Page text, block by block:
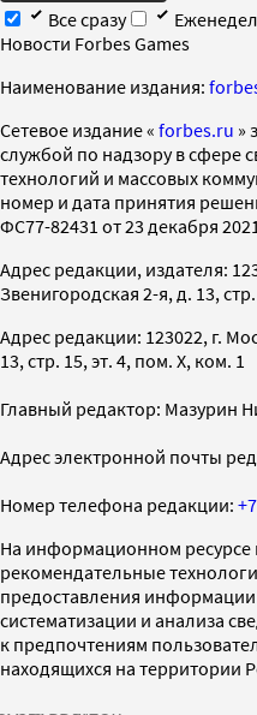
Все сразу
Новости Forbes Games
Наименование издания:
Cетевое издание « forbes.ru »
службой по надзору в сфере
технологий и массовых
номер и дата принятия
ФС77-82431 от 23 декабря
Адрес редакции, издателя:
Звенигородская 2-я, д. 13,
Адрес редакции: 123022, г.
13, стр. 15, эт. 4, пом. X, ком. 1
Главный редактор: Мазурин
Адрес электронной почты
Номер телефона редакции:
На информационном ресурсе
рекомендательные
предоставления информации
систематизации и анализа
к предпочтениям
находящихся на территории